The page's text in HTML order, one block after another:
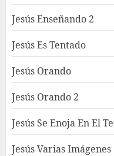
Jesús Enseñando 2
Jesús Es Tentado
Jesús Orando
Jesús Orando 2
Jesús Se Enoja En El
Jesús Varias Imágenes